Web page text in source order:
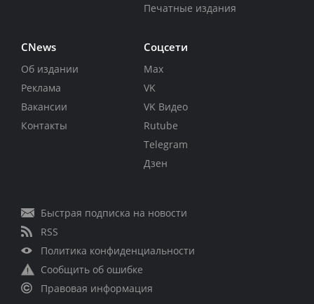
Печатные издания
CNews
Об издании
Реклама
Вакансии
Контакты
Соцсети
Max
VK
VK Видео
Rutube
Telegram
Дзен
Быстрая подписка на новости
RSS
Политика конфиденциальности
Сообщить об ошибке
Правовая информация